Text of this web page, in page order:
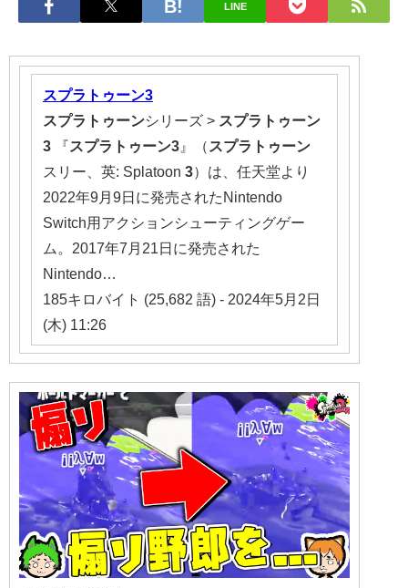
LINE
スプラトゥーン3
スプラトゥーンシリーズ > スプラトゥーン
3 『スプラトゥーン3 』（ スプラトゥーン
スリー、英: Splatoon 3）は、任天堂より
2022年9月9日に発売されたNintendo
Switch用アクションシューティングゲー
ム。2017年7月21日に発売された
Nintendo…
185キロバイト (25,682 語) - 2024年5月2日
(木) 11:26